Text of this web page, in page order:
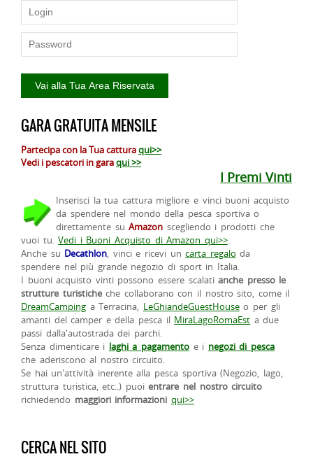
GARA GRATUITA MENSILE
Partecipa con la Tua catturaqui>>
Vedi i pescatori in garaqui >>
I Premi Vinti
Inserisci la tua cattura migliore e vinci buoni acquisto
da spendere nel mondo della pesca sportiva o
direttamente suAmazon scegliendo i prodotti che
vuoi tu.Vedi i Buoni Acquisto di Amazon qui>>.
Anche su Decathlon, vinci e ricevi uncarta regalo da
spendere nel più grande negozio di sport in Italia.
I buoni acquisto vinti possono essere scalatianche presso le
strutture turisticheche collaborano con il nostro sito, come il
DreamCamping a Terracina, LeGhiandeGuestHouseo per gli
amanti del camper e della pesca il MiraLagoRomaEst a due
passi dalla'autostrada dei parchi.
Senza dimenticare i laghi a pagamento e i negozi di pesca
che aderiscono al nostro circuito.
Se hai un'attività inerente alla pesca sportiva (Negozio, lago,
struttura turistica, etc..) puoientrare nel nostro circuito
richiedendo maggiori informazioni qui>>
CERCA NEL SITO